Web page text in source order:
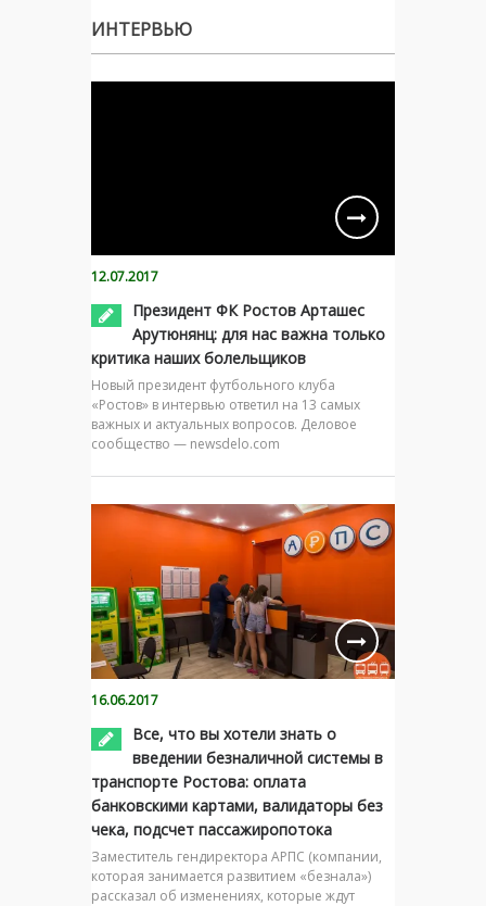
ИНТЕРВЬЮ
12.07.2017
Президент ФК Ростов Арташес
Арутюнянц: для нас важна только
критика наших болельщиков
Новый президент футбольного клуба
«Ростов» в интервью ответил на 13 самых
важных и актуальных вопросов. Деловое
сообщество — newsdelo.com
16.06.2017
Все, что вы хотели знать о
введении безналичной системы в
транспорте Ростова: оплата
банковскими картами, валидаторы без
чека, подсчет пассажиропотока
Заместитель гендиректора АРПС (компании,
которая занимается развитием «безнала»)
рассказал об изменениях, которые ждут